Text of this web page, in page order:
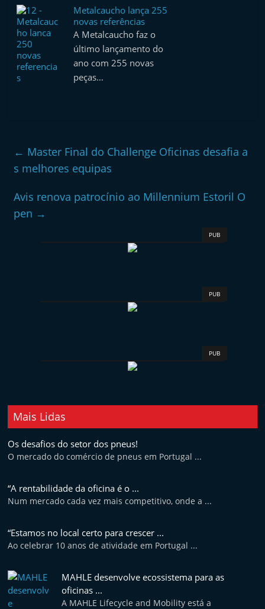
Metalcaucho lança 255
novas referências
A Metalcaucho faz o
último lançamento do
ano com 255 novas
peças…
← Master Final do Challenge Oficinas desafia a
s melhores equipas
Avis renova patrocínio ao Millennium Estoril O
pen →
PUB
PUB
PUB
Mais Lidas
Os desafios do setor dos pneus!
O mercado do comércio de pneus em Portugal ...
“A rentabilidade da oficina é o ...
Num mercado cada vez mais competitivo, onde a ...
“Estamos no local certo para crescer ...
Ao celebrar 10 anos de atividade em Portugal ...
MAHLE desenvolve ecossistema para as
oficinas ...
A MAHLE Lifecycle and Mobility está a